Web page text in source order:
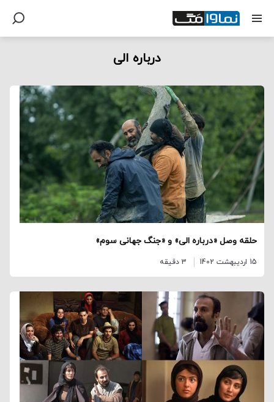
درباره الی
حلقه وصل «درباره الی» و «جنگ جهانی سوم»
15 اردیبهشت 1402 3 دقیقه